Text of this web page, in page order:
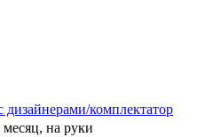
комплектатор
месяц, на руки